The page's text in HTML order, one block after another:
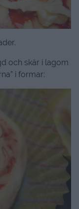
och skär i lagom
i formar: